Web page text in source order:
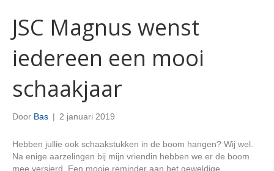
JSC Magnus wenst
iedereen een mooi
schaakjaar
Door Bas | 2 januari 2019
Hebben jullie ook schaakstukken in de boom hangen? Wij wel.
Na enige aarzelingen bij mijn vriendin hebben we er de boom
mee versierd. Een mooie reminder aan het geweldige